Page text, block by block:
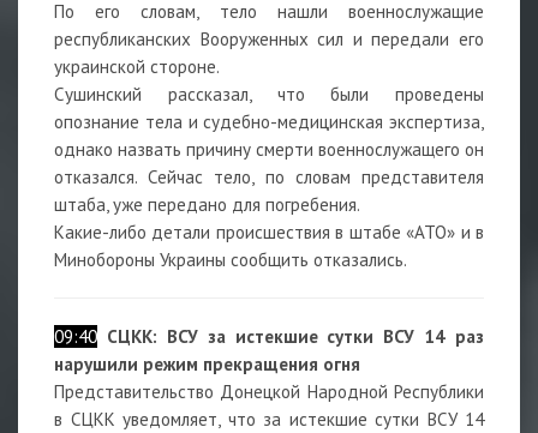
По его словам, тело нашли военнослужащие
республиканских Вооруженных сил и передали его
украинской стороне.
Сушинский рассказал, что были проведены
опознание тела и судебно-медицинская экспертиза,
однако назвать причину смерти военнослужащего он
отказался. Сейчас тело, по словам представителя
штаба, уже передано для погребения.
Какие-либо детали происшествия в штабе «АТО» и в
Минобороны Украины сообщить отказались.
09:40 СЦКК: ВСУ за истекшие сутки ВСУ 14 раз
нарушили режим прекращения огня
Представительство Донецкой Народной Республики
в СЦКК уведомляет, что за истекшие сутки ВСУ 14